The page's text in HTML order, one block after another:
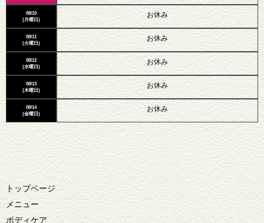
08/10
(月曜日)
08/11
(火曜日)
08/12
(水曜日)
08/13
(木曜日)
08/14
(金曜日)
お休み
お休み
お休み
お休み
お休み
トップページ
メニュー
ボディケア